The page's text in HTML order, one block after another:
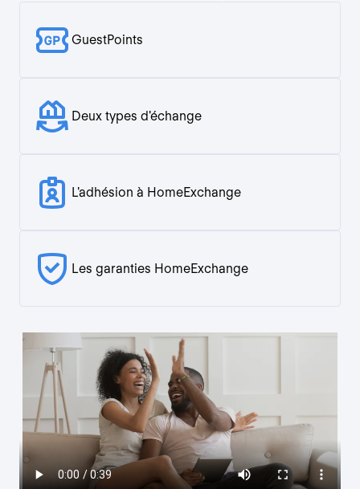
GuestPoints
Deux types d'échange
L'adhésion à HomeExchange
Les garanties HomeExchange